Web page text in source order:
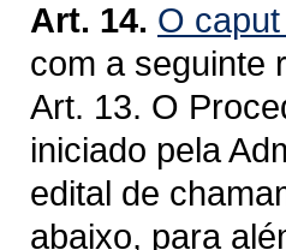
Art. 14. O
com a seguinte
Art. 13. O
iniciado pela
edital de
abaixo, para